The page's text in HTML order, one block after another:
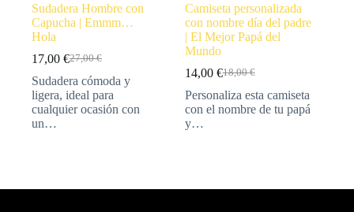
Sudadera Hombre con
Capucha | Emmm…
Hola
27,00€
17,00 €
Sudadera cómoda y
ligera, ideal para
cualquier ocasión con
un…
Camiseta personalizada
con nombre día del padre
| El Mejor Papá del
Mundo
18,00€
14,00 €
Personaliza esta camiseta
con el nombre de tu papá
y…